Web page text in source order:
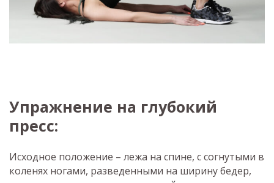
Упражнение на глубокий
пресс:
Исходное положение – лежа на спине, с согнутыми в
коленях ногами, разведенными на ширину бедер,